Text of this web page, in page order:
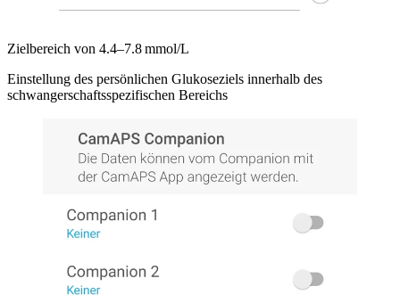
Zielbereich von 4.4–7.8 mmol/L
Einstellung des persönlichen Glukoseziels innerhalb des
schwangerschaftsspezifischen Bereichs